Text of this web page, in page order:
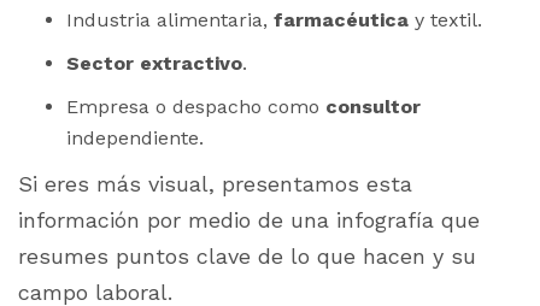
Industria alimentaria, farmacéutica y textil.
Sector extractivo.
Empresa o despacho como consultor
independiente.
Si eres más visual, presentamos esta
información por medio de una infografía que
resumes puntos clave de lo que hacen y su
campo laboral.